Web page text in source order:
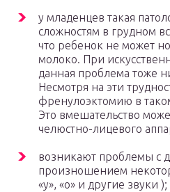
у младенцев такая
сложностям в грудном
что ребенок не может
молоко. При
данная проблема тоже
Несмотря на эти
френулоэктомию в
Это вмешательство
челюстно-лицевого
возникают проблемы с
произношением
«у», «о» и другие звуки );